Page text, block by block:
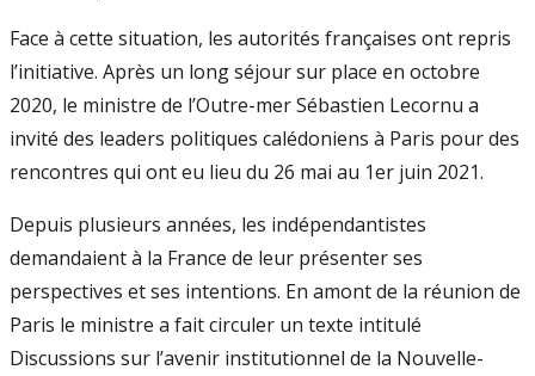
Face à cette situation, les autorités françaises ont repris
l’initiative. Après un long séjour sur place en octobre
2020, le ministre de l’Outre-mer Sébastien Lecornu a
invité des leaders politiques calédoniens à Paris pour des
rencontres qui ont eu lieu du 26 mai au 1er juin 2021.
Depuis plusieurs années, les indépendantistes
demandaient à la France de leur présenter ses
perspectives et ses intentions. En amont de la réunion de
Paris le ministre a fait circuler un texte intitulé
Discussions sur l’avenir institutionnel de la Nouvelle-